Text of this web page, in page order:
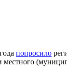
попросило
местного